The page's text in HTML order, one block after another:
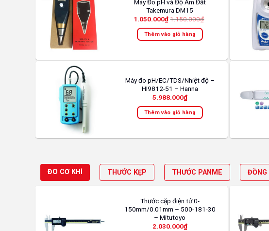
Máy Đo pH và Độ Ẩm Đất
Takemura DM15
1.050.000₫ 1.150.000₫
Thêm vào giỏ hàng
Máy đo pH/EC/TDS/Nhiệt độ –
HI9812-51 – Hanna
5.988.000₫
Thêm vào giỏ hàng
ĐO CƠ KHÍ THƯỚC KẸP THƯỚC PANME ĐỒNG
Thước cặp điện tử 0-
150mm/0.01mm – 500-181-30
– Mitutoyo
2.030.000₫